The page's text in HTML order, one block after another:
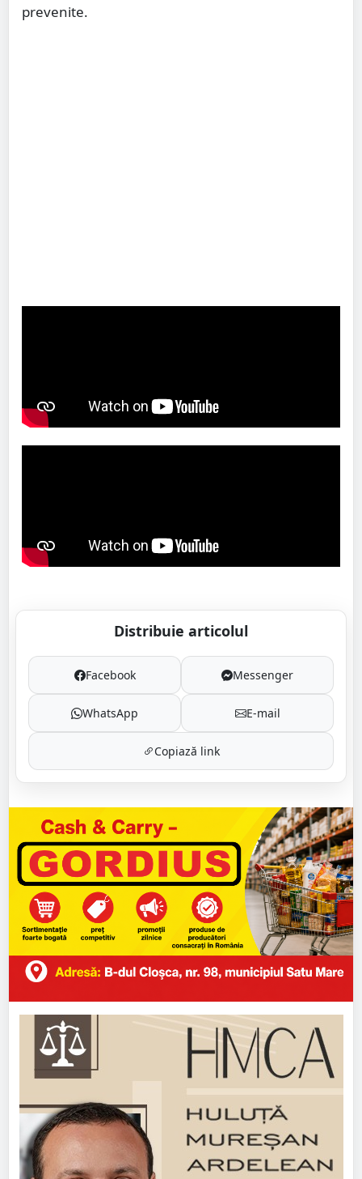
prevenite.
Distribuie articolul
Facebook Messenger
WhatsApp E-mail
Copiază link